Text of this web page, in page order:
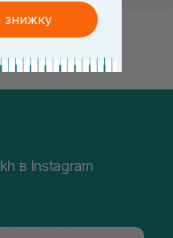
в Instagram
знижку